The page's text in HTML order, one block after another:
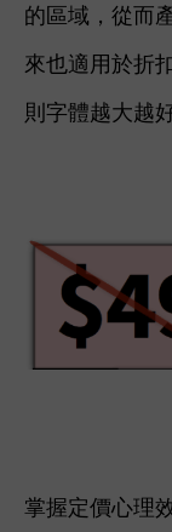
的區域，從而
來也適用於折
則字體越大越好
掌握定價心理